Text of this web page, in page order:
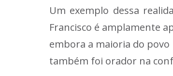
Um exemplo dessa
Francisco é amplamente
embora a maioria do povo
também foi orador na